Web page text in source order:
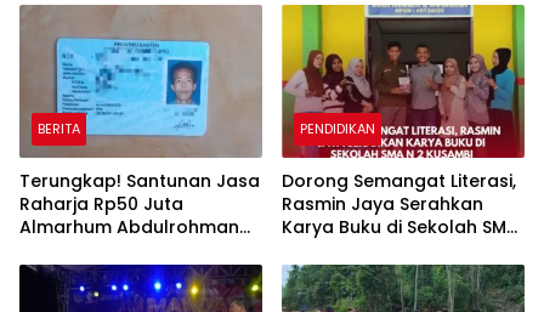
III Tahun 2026
BERITA
Terungkap! Santunan Jasa
Raharja Rp50 Juta
Almarhum Abdulrohman
Rp30 Juta Akibat
Potongan Paksa
PENDIDIKAN
Dorong Semangat Literasi,
Rasmin Jaya Serahkan
Karya Buku di Sekolah SMA